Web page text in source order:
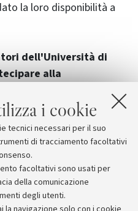
i cookie
tecnici necessari per il suo
di tracciamento facoltativi
facoltativi sono usati per
della comunicazione
degli utenti.
la loro disponibilità a
dell'Università di
alla
l'incubatore dell'Università
nella redazione del
scrivere a:
e